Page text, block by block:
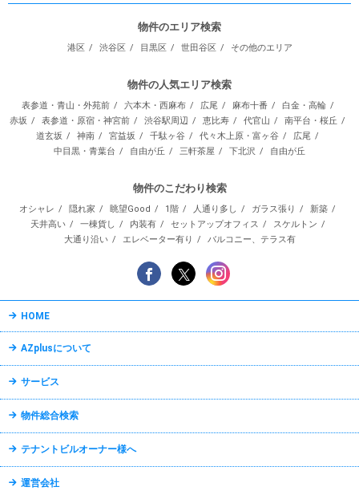
物件のエリア検索
港区 渋谷区 目黒区 世田谷区 その他のエリア
物件の人気エリア検索
表参道・青山・外苑前 六本木・西麻布 広尾 麻布十番
白金・高輪
赤坂
表参道・原宿・神宮前 渋谷駅周辺 恵比寿 代官山
南平台・桜丘
道玄坂
神南 宮益坂 千駄ヶ谷 代々木上原・富ヶ谷
広尾
中目黒・青葉台
自由が丘 三軒茶屋 下北沢 自由が丘
物件のこだわり検索
オシャレ 隠れ家 眺望Good 1階 人通り多し ガラス張り
新築
天井高い
一棟貨し 内装有 セットアップオフィス
スケルトン
大通り沿い
エレベーター有り バルコニー、テラス有
HOME
AZplusについて
サービス
物件総合検索
テナントビルオーナー様へ
運営会社